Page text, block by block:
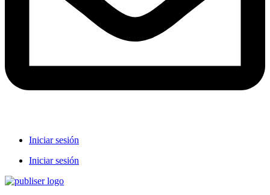
Iniciar sesión
Iniciar sesión